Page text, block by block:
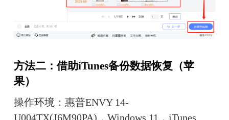
方法二：借助iTunes备份数据恢复（苹
果）
操作环境：惠普ENVY 14-
U004TX(J6M90PA)，Windows 11，iTunes